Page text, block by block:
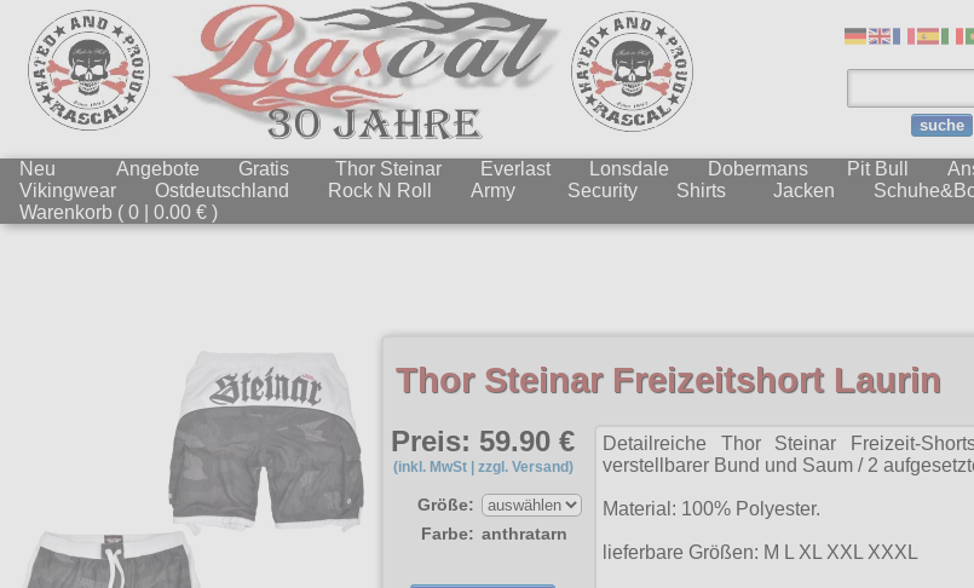
suche
Neu Angebote Gratis Thor Steinar Everlast Lonsdale Dobermans Pit Bull
Vikingwear
Ostdeutschland Rock N Roll Army Security Shirts Jacken
Warenkorb ( 0 | 0.00 € )
Thor Steinar Freizeitshort Laurin
Preis: 59.90 €
(inkl. MwSt | zzgl. Versand)
Größe:
Farbe: anthratarn
Detailreiche Thor Steinar Freizeit-
verstellbarer Bund und Saum / 2
Material: 100% Polyester.
lieferbare Größen: M L XL XXL XXXL